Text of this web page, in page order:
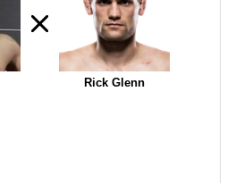
Rick Glenn